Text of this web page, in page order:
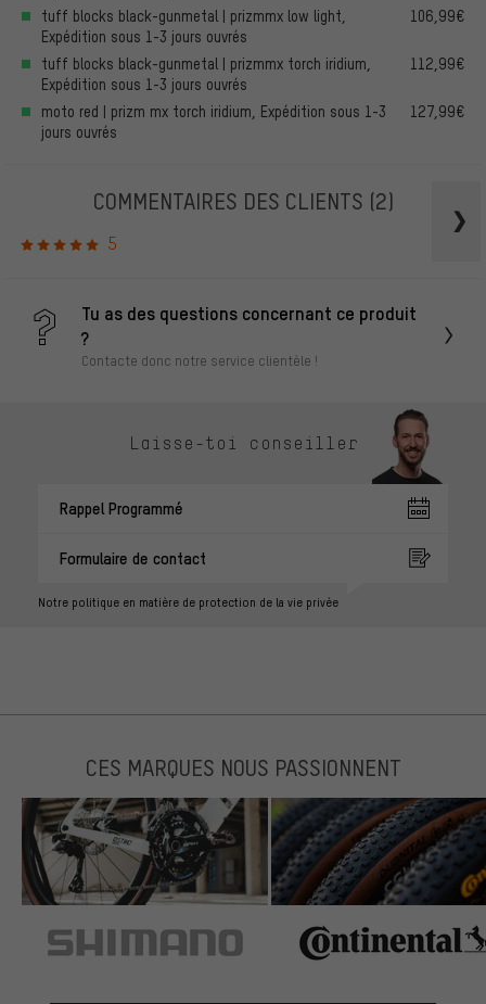
tuff blocks black-gunmetal | prizmmx low light,
Expédition sous 1-3 jours ouvrés
106,99€
tuff blocks black-gunmetal | prizmmx torch iridium,
Expédition sous 1-3 jours ouvrés
112,99€
moto red | prizm mx torch iridium, Expédition sous 1-3
jours ouvrés
127,99€
COMMENTAIRES DES CLIENTS (2)
5
Tu as des questions concernant ce produit
?
Contacte donc notre service clientèle !
Laisse-toi conseiller
Rappel Programmé
Formulaire de contact
Notre politique en matière de protection de la vie privée
CES MARQUES NOUS PASSIONNENT